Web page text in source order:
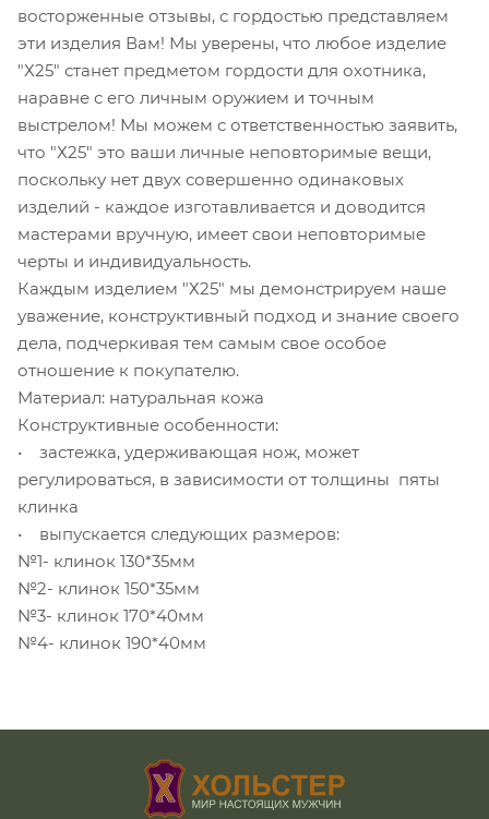
восторженные отзывы, с гордостью представляем
эти изделия Вам! Мы уверены, что любое изделие
"Х25" станет предметом гордости для охотника,
наравне с его личным оружием и точным
выстрелом! Мы можем с ответственностью заявить,
что "Х25" это ваши личные неповторимые вещи,
поскольку нет двух совершенно одинаковых
изделий - каждое изготавливается и доводится
мастерами вручную, имеет свои неповторимые
черты и индивидуальность.
Каждым изделием "Х25" мы демонстрируем наше
уважение, конструктивный подход и знание своего
дела, подчеркивая тем самым свое особое
отношение к покупателю.
Материал: натуральная кожа
Конструктивные особенности:
• застежка, удерживающая нож, может
регулироваться, в зависимости от толщины пяты
клинка
• выпускается следующих размеров:
№1- клинок 130*35мм
№2- клинок 150*35мм
№3- клинок 170*40мм
№4- клинок 190*40мм